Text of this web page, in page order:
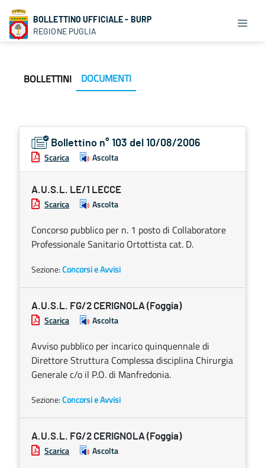
BOLLETTINO UFFICIALE - BURP
REGIONE PUGLIA
BOLLETTINI DOCUMENTI
Bollettino n° 103 del 10/08/2006
Scarica Ascolta
A.U.S.L. LE/1 LECCE
Scarica Ascolta
Concorso pubblico per n. 1 posto di Collaboratore
Professionale Sanitario Ortottista cat. D.
Sezione:Concorsi e Avvisi
A.U.S.L. FG/2 CERIGNOLA (Foggia)
Scarica Ascolta
Avviso pubblico per incarico quinquennale di
Direttore Struttura Complessa disciplina Chirurgia
Generale c/o il P.O. di Manfredonia.
Sezione:Concorsi e Avvisi
A.U.S.L. FG/2 CERIGNOLA (Foggia)
Scarica Ascolta